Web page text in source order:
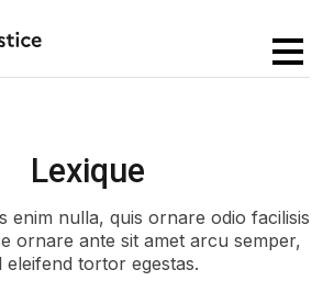
Lexique
enim nulla, quis ornare odio facilisis
ornare ante sit amet arcu semper,
eleifend tortor egestas.